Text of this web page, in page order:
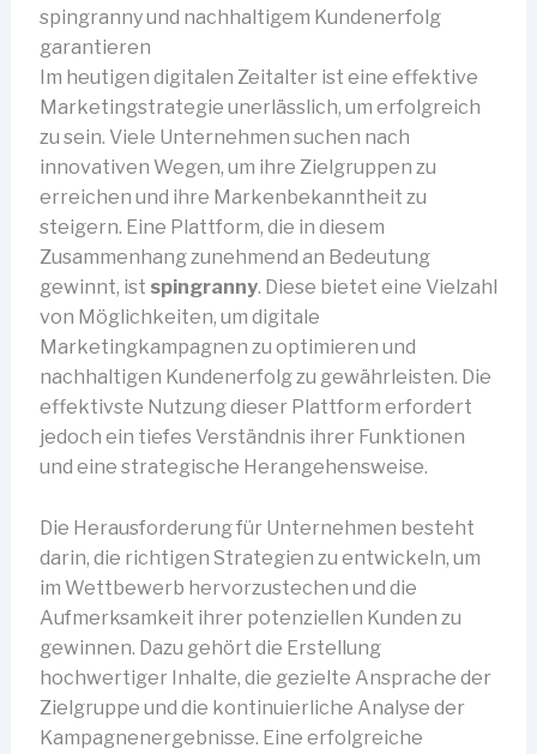
spingranny und nachhaltigem Kundenerfolg
garantieren
Im heutigen digitalen Zeitalter ist eine effektive
Marketingstrategie unerlässlich, um erfolgreich
zu sein. Viele Unternehmen suchen nach
innovativen Wegen, um ihre Zielgruppen zu
erreichen und ihre Markenbekanntheit zu
steigern. Eine Plattform, die in diesem
Zusammenhang zunehmend an Bedeutung
gewinnt, ist spingranny. Diese bietet eine Vielzahl
von Möglichkeiten, um digitale
Marketingkampagnen zu optimieren und
nachhaltigen Kundenerfolg zu gewährleisten. Die
effektivste Nutzung dieser Plattform erfordert
jedoch ein tiefes Verständnis ihrer Funktionen
und eine strategische Herangehensweise.
Die Herausforderung für Unternehmen besteht
darin, die richtigen Strategien zu entwickeln, um
im Wettbewerb hervorzustechen und die
Aufmerksamkeit ihrer potenziellen Kunden zu
gewinnen. Dazu gehört die Erstellung
hochwertiger Inhalte, die gezielte Ansprache der
Zielgruppe und die kontinuierliche Analyse der
Kampagnenergebnisse. Eine erfolgreiche